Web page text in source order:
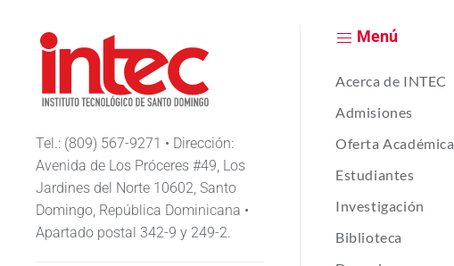
Tel.: (809) 567-9271 • Dirección:
Avenida de Los Próceres #49, Los
Jardines del Norte 10602, Santo
Domingo, República Dominicana •
Apartado postal 342-9 y 249-2.
Menú
Acerca de INTEC
Admisiones
Oferta Académica
Estudiantes
Investigación
Biblioteca